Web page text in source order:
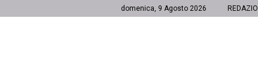
domenica, 9 Agosto 2026